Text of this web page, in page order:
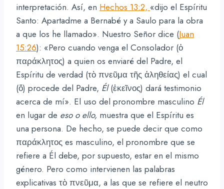
interpretación. Así, en Hechos 13:2, «dijo el Espíritu
Santo: Apartadme a Bernabé y a Saulo para la obra
a que los he llamado». Nuestro Señor dice (Juan
15:26): «Pero cuando venga el Consolador (ὁ
παράκλητος) a quien os enviaré del Padre, el
Espíritu de verdad (τὸ πνεῦμα τῆς ἀληθείας) el cual
(ὅ) procede del Padre, Él(ἐκεῖνος) dará testimonio
acerca de mí». El uso del pronombre masculino Él
en lugar de eso o ello, muestra que el Espíritu es
una persona. De hecho, se puede decir que como
παράκλητος es masculino, el pronombre que se
refiere a Él debe, por supuesto, estar en el mismo
género. Pero como intervienen las palabras
explicativas τὸ πνεῦμα, a las que se refiere el neutro